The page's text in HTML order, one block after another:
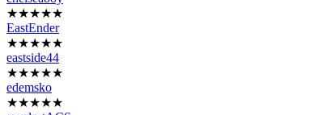
★★★★★
EastEnder
★★★★★
eastside44
★★★★★
edemsko
★★★★★